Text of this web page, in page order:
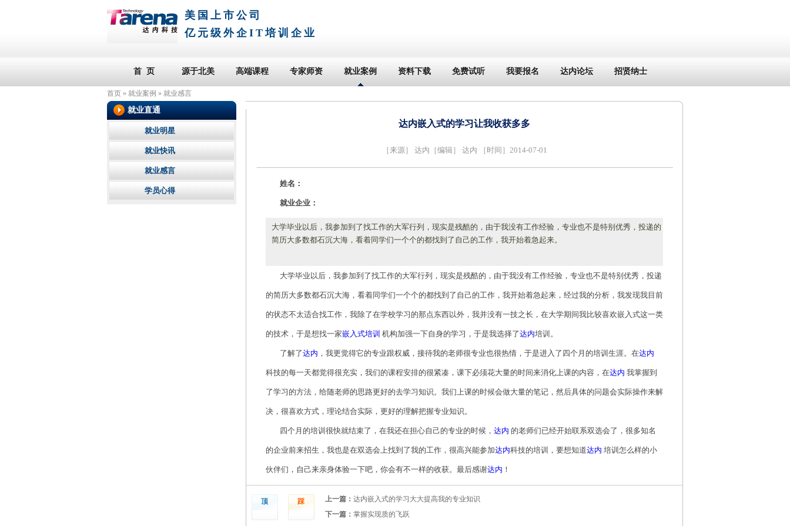
美国上市公司
亿元级外企IT培训企业
首 页 源于北美 高端课程 专家师资 就业案例 资料下载 免费试听 我要报名 达内论坛 招贤纳士
首页 » 就业案例 » 就业感言
达内嵌入式的学习让我收获多多
［来源］ 达内 ［编辑］ 达内 ［时间］2014-07-01
姓名：
就业企业：
大学毕业以后，我参加到了找工作的大军行列，现实是残酷的，由于我没有工作经验，专业也不是特别优秀，投递的
简历大多数都石沉大海，看着同学们一个个的都找到了自己的工作，我开始着急起来。
大学毕业以后，我参加到了找工作的大军行列，现实是残酷的，由于我没有工作经验，专业也不是特别优秀，投递
的简历大多数都石沉大海，看着同学们一个个的都找到了自己的工作，我开始着急起来，经过我的分析，我发现我目前
的状态不太适合找工作，我除了在学校学习的那点东西以外，我并没有一技之长，在大学期间我比较喜欢嵌入式这一类
的技术，于是想找一家嵌入式培训 机构加强一下自身的学习，于是我选择了达内培训。
了解了达内 ，我更觉得它的专业跟权威，接待我的老师很专业也很热情，于是进入了四个月的培训生涯。在达内
科技的每一天都觉得很充实，我们的课程安排的很紧凑，课下必须花大量的时间来消化上课的内容，在达内 我掌握到
了学习的方法，给随老师的思路更好的去学习知识。我们上课的时候会做大量的笔记，然后具体的问题会实际操作来解
决，很喜欢方式，理论结合实际，更好的理解把握专业知识。
四个月的培训很快就结束了，在我还在担心自己的专业的时候， 达内 的老师们已经开始联系双选会了，很多知名
的企业前来招生，我也是在双选会上找到了我的工作，很高兴能参加达内科技的培训，要想知道达内 培训怎么样的小
伙伴们，自己来亲身体验一下吧，你会有不一样的收获。最后感谢达内 ！
顶 踩 上一篇： 达内嵌入式的学习大大提高我的专业知识
下一篇： 掌握实现质的飞跃
就业直通
就业明星
就业快讯
就业感言
学员心得